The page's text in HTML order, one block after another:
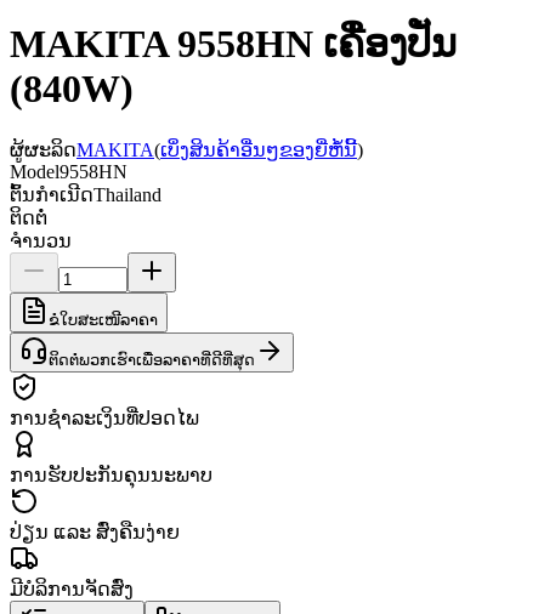
MAKITA 9558HN ເຄື່ອງປັ່ນ
(840W)
ຜູ້ຜະລິດMAKITA(ເບິ່ງສິນຄ້າອື່ນໆຂອງຍີ່ຫໍ້ນີ້)
Model9558HN
ຕົ້ນກຳເນີດThailand
ຕິດຕໍ່
ຈຳນວນ
ຂໍໃບສະເໜີລາຄາ
ຕິດຕໍ່ພວກເຮົາເພື່ອລາຄາທີ່ດີທີ່ສຸດ
ການຊຳລະເງິນທີ່ປອດໄພ
ການຮັບປະກັນຄຸນນະພາບ
ປ່ຽນ ແລະ ສົ່ງຄືນງ່າຍ
ມີບໍລິການຈັດສົ່ງ